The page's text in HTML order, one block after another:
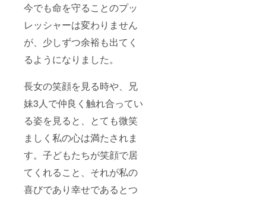
今でも命を守ることのプッ
レッシャーは変わりません
が、少しずつ余裕も出てく
るようになりました。
長女の笑顔を見る時や、兄
妹3人で仲良く触れ合ってい
る姿を見ると、とても微笑
ましく私の心は満たされま
す。子どもたちが笑顔で居
てくれること、それが私の
喜びであり幸せであるとつ